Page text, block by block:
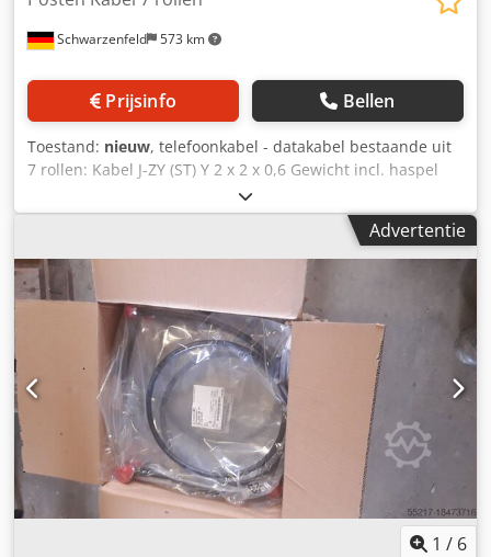
Schwarzenfeld 573 km
Prijsinfo Bellen
Toestand: nieuw, telefoonkabel - datakabel bestaande uit
7 rollen: Kabel J-ZY (ST) Y 2 x 2 x 0,6 Gewicht incl. haspel
7,5 kg Kabel Giga Speed 3500 Type A-DQ (2N) B2Y 12 G50 /
125 Gewicht inclusief rol 70 kg Kabel (500m) A-2Y (L) 2Y 10
x 2 x 0,6 Bd Gewicht incl. rol 77 Kg Kabel A-2Y (L) 2Y 10 x 2 x
0,6 Bd Gewicht incl. rol 51,5 kg Dsdpfx Aovx E Dtjafock
Kabel A-2Y (L) 2Y 2 x 2 x 0,6 Gewicht incl. haspel 49 Kg
Kabel S - 09YS (ST) CH 8 x 2 x 0,6 ST BD Gewicht incl. rol
55,5 kg Kabel S - 09YS (ST) CH Gewicht incl. haspel 14 Kg
Advertentie
1 / 6